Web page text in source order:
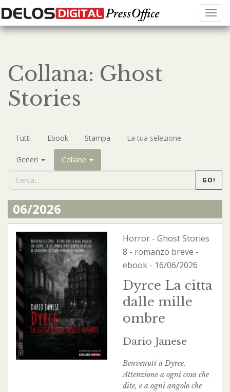
Menu
Collana: Ghost
Stories
Tutti Ebook Stampa La tua selezione
Generi Collane
GO!
06/2026
Horror - Ghost Stories
8 - romanzo breve -
ebook - 16/06/2026
Dyrce La citta
dalle mille
ombre
Dario Janese
Benvenuti a Dyrce.
Attenzione a ogni cosa che
dite, e a ogni angolo che